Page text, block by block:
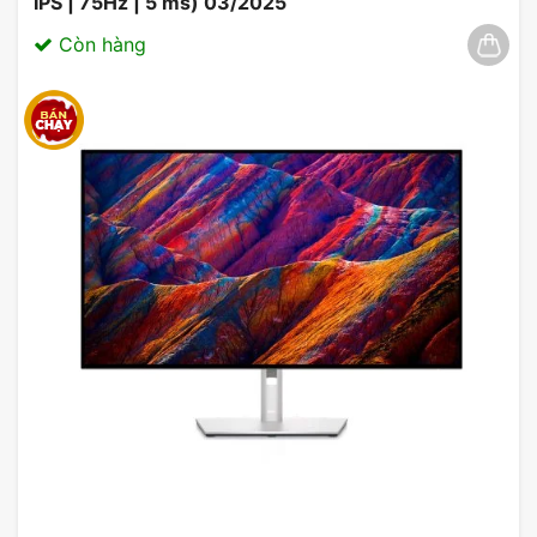
việc văn phòng hoặc giải trí cơ bản
Bạn đang tìm kiếm một sản phẩm chất
lượng với mức giá phải chăng
Bạn muốn sở hữu một sản phẩm từ thương
hiệu uy tín như ViewSonic
Còn hàng